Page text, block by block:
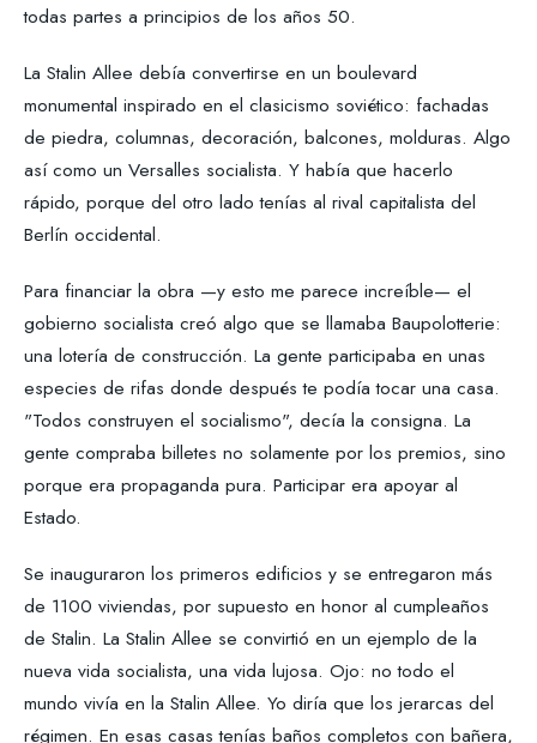
todas partes a principios de los años 50.
La Stalin Allee debía convertirse en un boulevard
monumental inspirado en el clasicismo soviético: fachadas
de piedra, columnas, decoración, balcones, molduras. Algo
así como un Versalles socialista. Y había que hacerlo
rápido, porque del otro lado tenías al rival capitalista del
Berlín occidental.
Para financiar la obra —y esto me parece increíble— el
gobierno socialista creó algo que se llamaba Baupolotterie:
una lotería de construcción. La gente participaba en unas
especies de rifas donde después te podía tocar una casa.
"Todos construyen el socialismo", decía la consigna. La
gente compraba billetes no solamente por los premios, sino
porque era propaganda pura. Participar era apoyar al
Estado.
Se inauguraron los primeros edificios y se entregaron más
de 1100 viviendas, por supuesto en honor al cumpleaños
de Stalin. La Stalin Allee se convirtió en un ejemplo de la
nueva vida socialista, una vida lujosa. Ojo: no todo el
mundo vivía en la Stalin Allee. Yo diría que los jerarcas del
régimen. En esas casas tenías baños completos con bañera,